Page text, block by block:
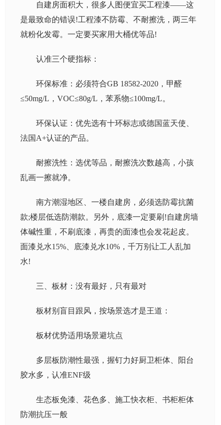
自建房面积大，很多人图便宜买工程漆——这
是最致命的错误!工程漆不防霉、不耐擦洗，两三年
就粉化发霉。一定要买家用大桶优等品!
认准三个硬指标：
环保标准：必须符合GB 18582-2020，甲醛
≤50mg/L，VOC≤80g/L，苯系物≤100mg/L。
环保认证：优先选有十环标志或德国蓝天使、
法国A+认证的产品。
耐擦洗性：选优等品，耐擦洗次数越高，小孩
乱画一擦就净。
南方潮湿地区、一楼自建房，必须选防霉抗菌
款;楼层低选防潮款。另外，底漆一定要刷!自建房墙
体碱性重，不刷底漆，再贵的面漆也会发花起皮。
面漆兑水15%、底漆兑水10%，千万别让工人乱加
水!
三、板材：没有最好，只有最对
板材别盲目跟风，按场景选才是王道：
板材优势适用场景避坑点
多层板防潮性最强，握钉力好厨卫柜体、阳台
胶水多，认准ENF级
生态板免漆、花色多、施工快衣柜、书柜柜体
防潮抗压一般